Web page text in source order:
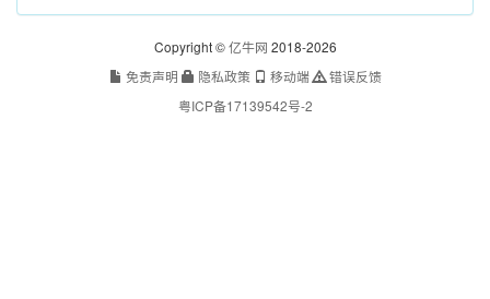
Copyright ©亿牛网 2018-2026
免责声明
隐私政策 移动端
错误反馈
粤ICP备17139542号-2